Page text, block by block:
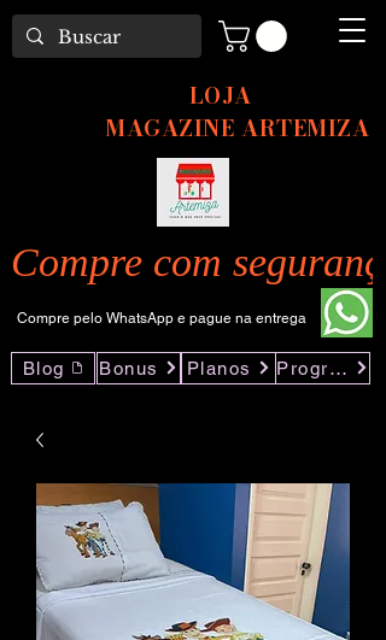
LOJA
MAGAZINE ARTEMIZA
Compre com
Compre pelo WhatsApp e pague na entrega
Blog Bonus Planos Programas